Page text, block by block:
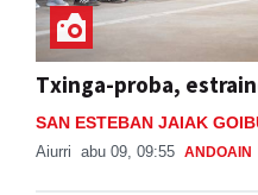
Txinga-proba,
SAN ESTEBAN JAIAK
Aiurri abu 09, 09:55 ANDOAIN